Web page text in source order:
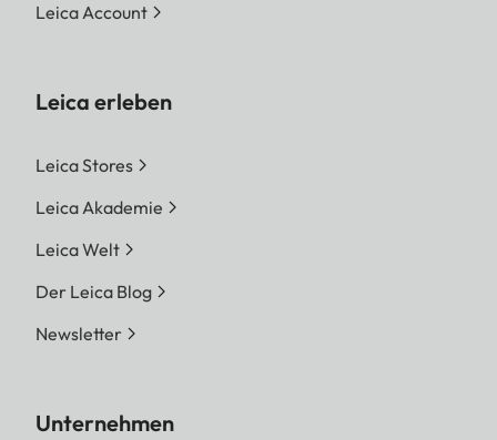
Leica Account
Leica erleben
Leica Stores
Leica Akademie
Leica Welt
Der Leica Blog
Newsletter
Unternehmen